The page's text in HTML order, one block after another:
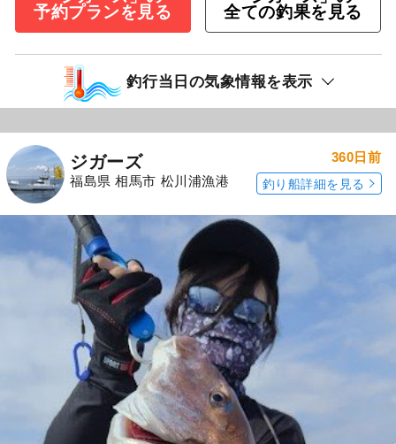
予約プランを見る
全ての釣果を見る
釣行当日の気象情報を表示
ジガーズ
福島県 相馬市 松川浦漁港
360日前
釣り船詳細を見る